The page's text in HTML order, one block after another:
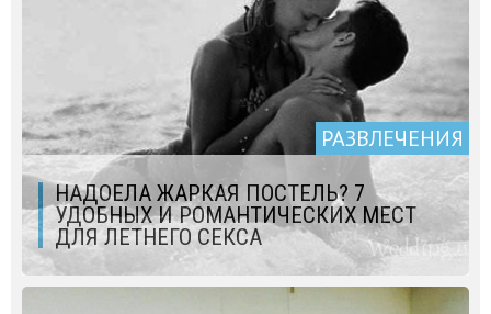
РАЗВЛЕЧЕНИЯ
НАДОЕЛА ЖАРКАЯ ПОСТЕЛЬ? 7
УДОБНЫХ И РОМАНТИЧЕСКИХ МЕСТ
ДЛЯ ЛЕТНЕГО СЕКСА